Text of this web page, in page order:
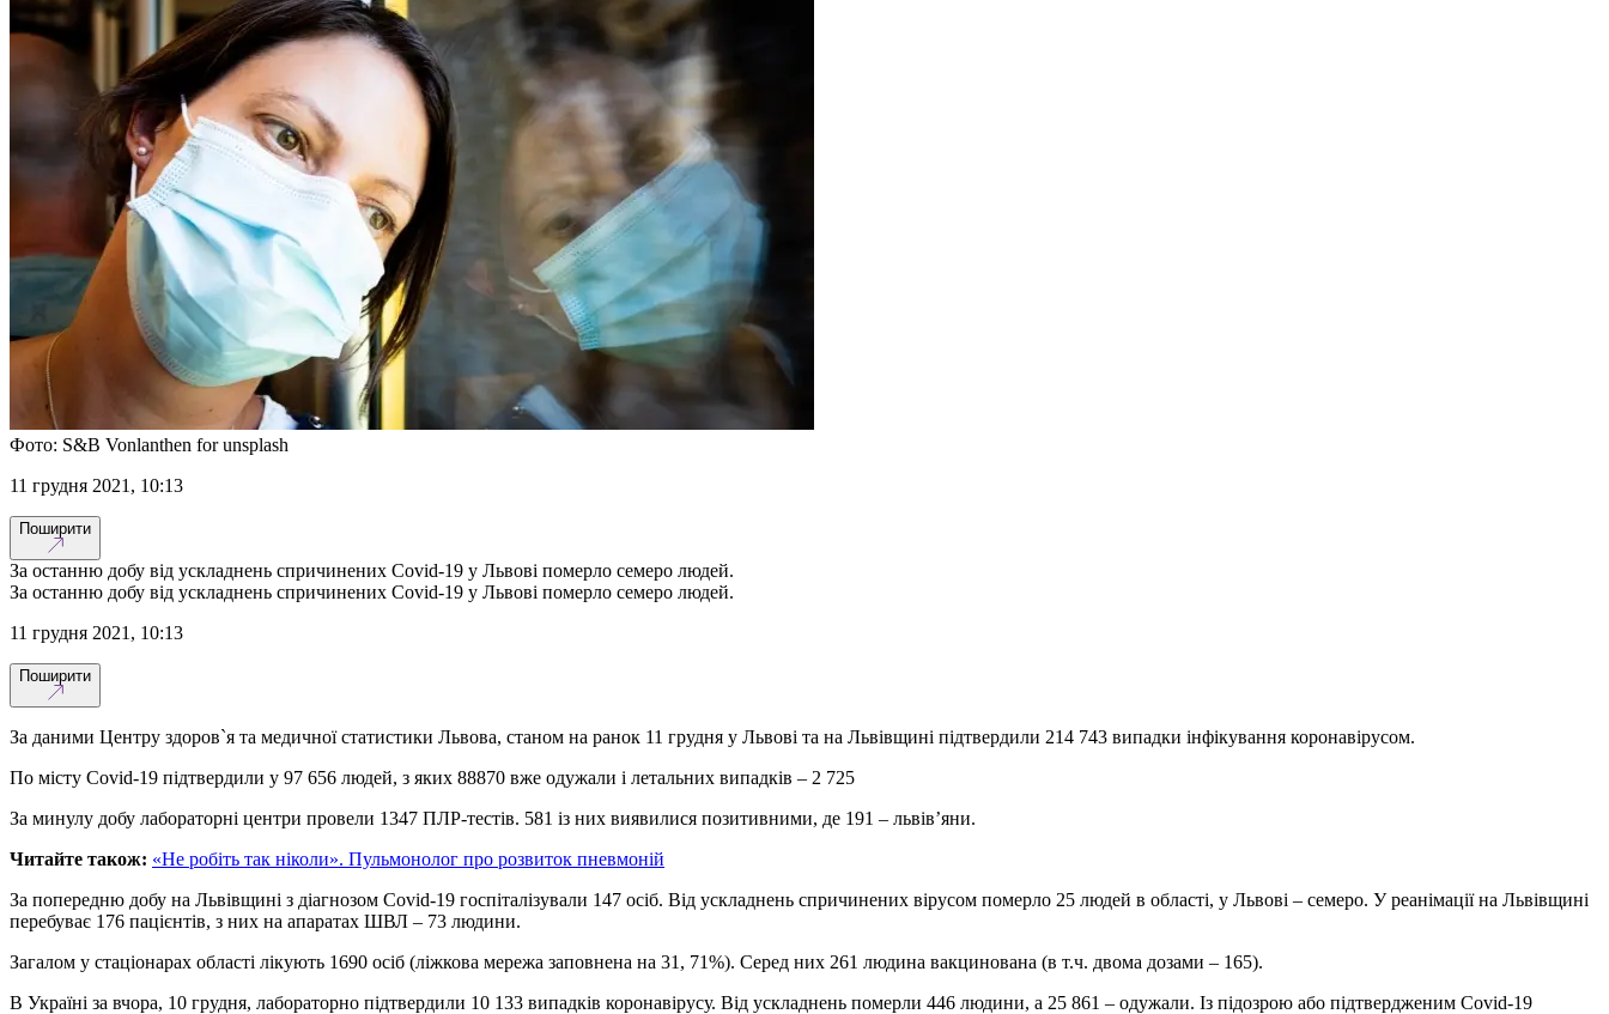
Фото: S&B Vonlanthen for unsplash
11 грудня 2021, 10:13
Поширити
За останню добу від ускладнень спричинених Covid-19 у Львові померло семеро людей.
За останню добу від ускладнень спричинених Covid-19 у Львові померло семеро людей.
11 грудня 2021, 10:13
Поширити
За даними Центру здоров`я та медичної статистики Львова, станом на ранок 11 грудня у Львові та на Львівщині підтвердили 214 743 випадки інфікування коронавірусом.
По місту Covid-19 підтвердили у 97 656 людей, з яких 88870 вже одужали і летальних випадків – 2 725
За минулу добу лабораторні центри провели 1347 ПЛР-тестів. 581 із них виявилися позитивними, де 191 – львів’яни.
Читайте також: «Не робіть так ніколи». Пульмонолог про розвиток пневмоній
За попередню добу на Львівщині з діагнозом Covid-19 госпіталізували 147 осіб. Від ускладнень спричинених вірусом померло 25 людей в області, у Львові – семеро. У реанімації на Львівщині
перебуває 176 пацієнтів, з них на апаратах ШВЛ – 73 людини.
Загалом у стаціонарах області лікують 1690 осіб (ліжкова мережа заповнена на 31, 71%). Серед них 261 людина вакцинована (в т.ч. двома дозами – 165).
В Україні за вчора, 10 грудня, лабораторно підтвердили 10 133 випадків коронавірусу. Від ускладнень померли 446 людини, а 25 861 – одужали. Із підозрою або підтвердженим Covid-19